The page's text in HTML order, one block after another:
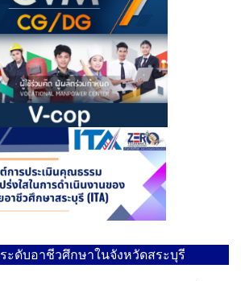
ะดับอาชีวศึกษาในจังหวัดสระบุรี